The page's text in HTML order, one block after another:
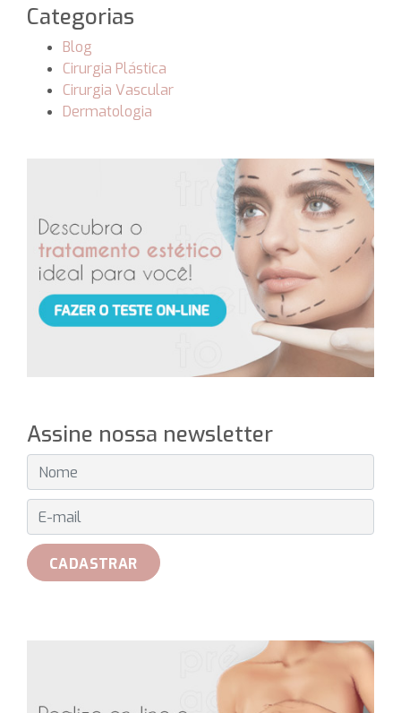
Categorias
Blog
Cirurgia Plástica
Cirurgia Vascular
Dermatologia
Assine nossa newsletter
E-MAIL
CADASTRAR